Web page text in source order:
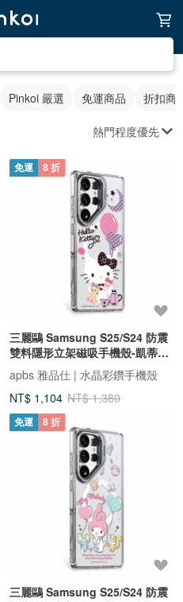
Pinkoi 嚴選 免運商品 折扣商
熱門程度優先
免運 8 折
三麗鷗 Samsung S25/S24 防震
雙料隱形立架磁吸手機殼-凱蒂夜
未眠
apbs 雅品仕 | 水晶彩鑽手機殼
NT$ 1,104 NT$ 1,380
免運 8 折
三麗鷗 Samsung S25/S24 防震